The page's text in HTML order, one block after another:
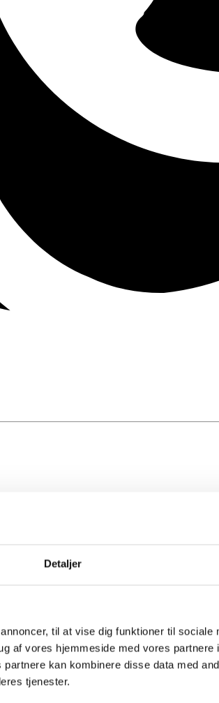
Detaljer
til at vise dig funktioner til sociale
af vores hjemmeside med vores partnere
kan kombinere disse data med
tjenester.